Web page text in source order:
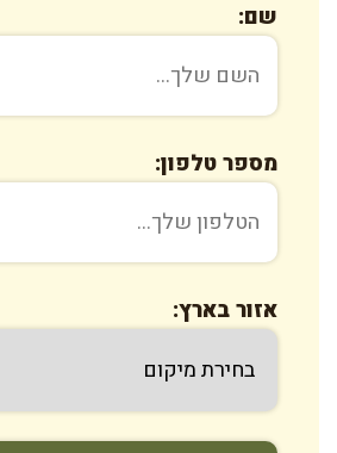
שם:
מספר טלפון:
אזור בארץ: